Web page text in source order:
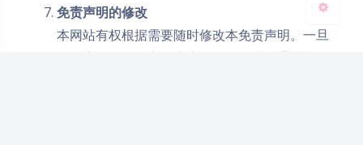
免责声明的修改
本网站有权根据需要随时修改本免责声明。一旦
本免责声明的内容发生变动，本网站将通过适当